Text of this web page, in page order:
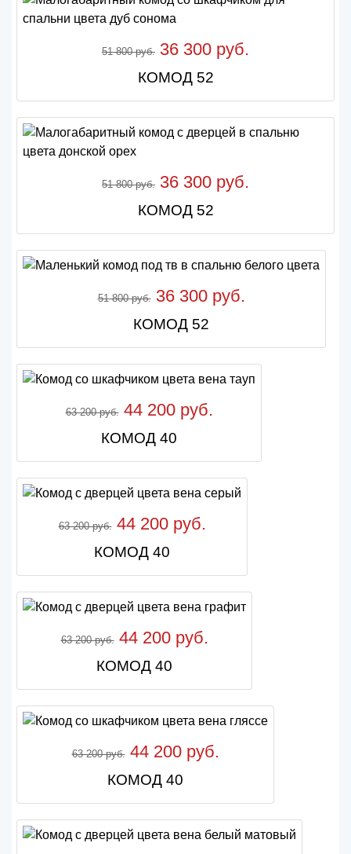
51 800 руб. 36 300 руб.
КОМОД 52
51 800 руб. 36 300 руб.
КОМОД 52
51 800 руб.36 300 руб.
КОМОД 52
63 200 руб.44 200 руб.
КОМОД 40
63 200 руб.44 200 руб.
КОМОД 40
63 200 руб.44 200 руб.
КОМОД 40
63 200 руб.44 200 руб.
КОМОД 40